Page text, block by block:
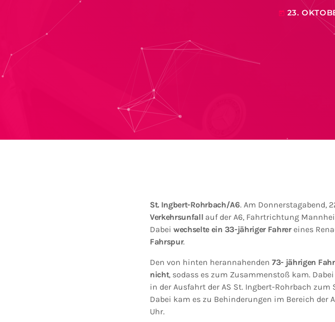
today 23.
St. Ingbert-Rohrbach/A6. Am Donnerstagabend,
Verkehrsunfall auf der A6, Fahrtrichtung
Dabei wechselte ein 33-jähriger Fahrereines
Fahrspur.
Den von hinten herannahenden 73- jährigen
nicht, sodass es zum Zusammenstoß kam.
in der Ausfahrt der AS St. Ingbert-Rohrbach
Dabei kam es zu Behinderungen im Bereich der
Uhr.